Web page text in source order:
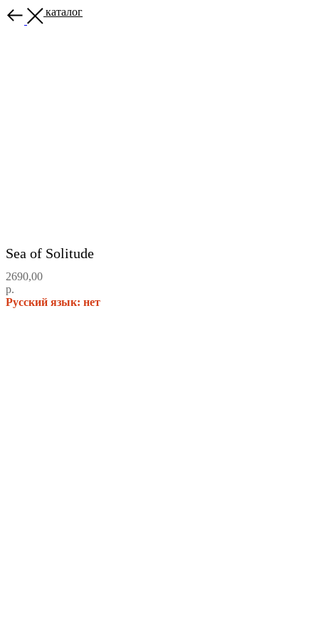
Назад в каталог
Sea of Solitude
2690,00
р.
Русский язык: нет